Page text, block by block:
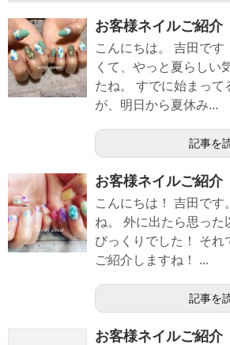
お客様ネイルご紹介
こんにちは。 吉田です
くて、やっと夏らしい
たね。 すでに始まって
が、明日から夏休み...
記事を
お客様ネイルご紹介
こんにちは！ 吉田です
ね。 外に出たら思った
びっくりでした！ それ
ご紹介しますね！ ...
記事を
お客様ネイルご紹介